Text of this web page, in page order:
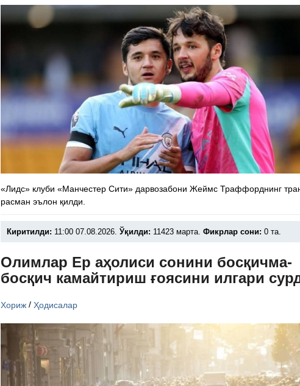
«Лидс» клуби «Манчестер Сити» дарвозабони Жеймс Траффорднинг
расман эълон қилди.
Киритилди: 11:00 07.08.2026. Ўқилди: 11423 марта. Фикрлар сони: 0 та.
Олимлар Ер аҳолиси сонини босқичма-
босқич камайтириш ғоясини илгари
Хориж/ Ҳодисалар